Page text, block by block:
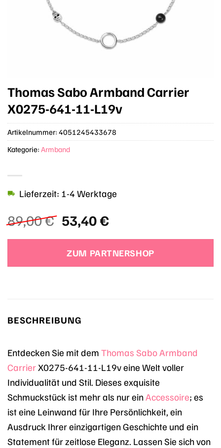
Thomas Sabo Armband Carrier
X0275-641-11-L19v
89,00€ Ursprünglicher
Preis
war:
89,00 €
53,40€Aktueller
ist:
53,40 €.
Lieferzeit: 1-4 Werktage
ZUM PARTNERSHOP
Artikelnummer: 4051245433678
Kategorie: Armband
BESCHREIBUNG
Entdecken Sie mit dem Thomas Sabo Armband
Carrier X0275-641-11-L19v eine Welt voller
Individualität und Stil. Dieses exquisite
Schmuckstück ist mehr als nur ein Accessoire; es
ist eine Leinwand für Ihre Persönlichkeit, ein
Ausdruck Ihrer einzigartigen Geschichte und ein
Statement für zeitlose Eleganz. Lassen Sie sich von